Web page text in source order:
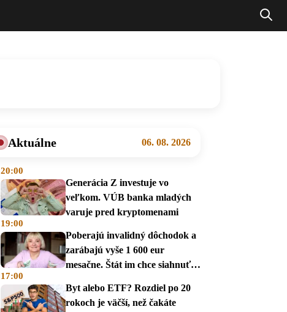
Aktuálne 06. 08. 2026
20:00
Generácia Z investuje vo
veľkom. VÚB banka mladých
varuje pred kryptomenami
19:00
Poberajú invalidný dôchodok a
zarábajú vyše 1 600 eur
mesačne. Štát im chce siahnuť
17:00
Byt alebo ETF? Rozdiel po 20
rokoch je väčší, než čakáte